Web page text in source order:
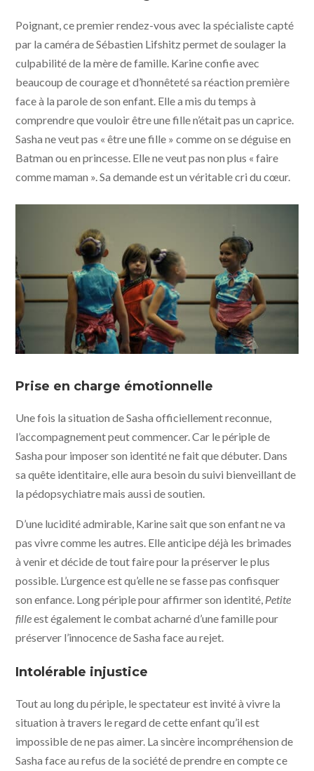
Poignant, ce premier rendez-vous avec la spécialiste capté
par la caméra de Sébastien Lifshitz permet de soulager la
culpabilité de la mère de famille. Karine confie avec
beaucoup de courage et d’honnêteté sa réaction première
face à la parole de son enfant. Elle a mis du temps à
comprendre que vouloir être une fille n’était pas un caprice.
Sasha ne veut pas « être une fille » comme on se déguise en
Batman ou en princesse. Elle ne veut pas non plus « faire
comme maman ». Sa demande est un véritable cri du cœur.
Prise en charge émotionnelle
Une fois la situation de Sasha officiellement reconnue,
l’accompagnement peut commencer. Car le périple de
Sasha pour imposer son identité ne fait que débuter. Dans
sa quête identitaire, elle aura besoin du suivi bienveillant de
la pédopsychiatre mais aussi de soutien.
D’une lucidité admirable, Karine sait que son enfant ne va
pas vivre comme les autres. Elle anticipe déjà les brimades
à venir et décide de tout faire pour la préserver le plus
possible. L’urgence est qu’elle ne se fasse pas confisquer
son enfance. Long périple pour affirmer son identité, Petite
filleest également le combat acharné d’une famille pour
préserver l’innocence de Sasha face au rejet.
Intolérable injustice
Tout au long du périple, le spectateur est invité à vivre la
situation à travers le regard de cette enfant qu’il est
impossible de ne pas aimer. La sincère incompréhension de
Sasha face au refus de la société de prendre en compte ce